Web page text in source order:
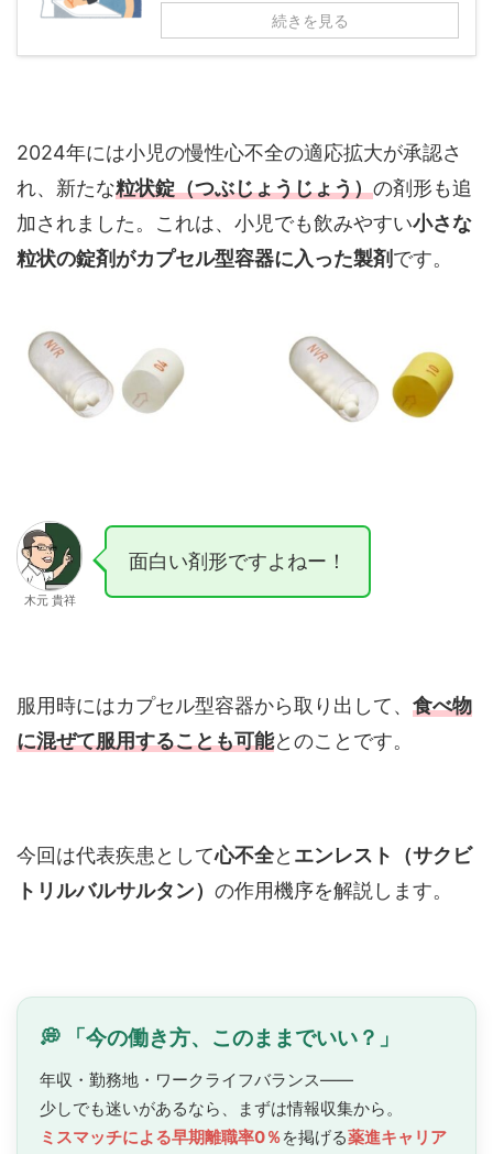
続きを見る
2024年には小児の慢性心不全の適応拡大が承認さ
れ、新たな粒状錠（つぶじょうじょう）の剤形も追
加されました。これは、小児でも飲みやすい小さな
粒状の錠剤がカプセル型容器に入った製剤です。
木元 貴祥
面白い剤形ですよねー！
服用時にはカプセル型容器から取り出して、 食べ物
に混ぜて服用することも可能とのことです。
今回は代表疾患として心不全と エンレスト（サクビ
トリルバルサルタン） の作用機序を解説します。
💭 「今の働き方、このままでいい？」
年収・勤務地・ワークライフバランス——
少しでも迷いがあるなら、まずは情報収集から。
ミスマッチによる早期離職率0％を掲げる薬進キャリア